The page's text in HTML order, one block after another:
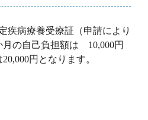
疾病療養受療証（申請により
月の自己負担額は 10,000円
円となります。